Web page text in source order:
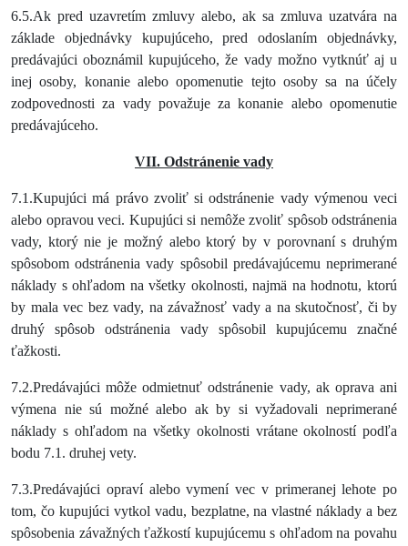
6.5.Ak pred uzavretím zmluvy alebo, ak sa zmluva uzatvára na
základe objednávky kupujúceho, pred odoslaním objednávky,
predávajúci oboznámil kupujúceho, že vady možno vytknúť aj u
inej osoby, konanie alebo opomenutie tejto osoby sa na účely
zodpovednosti za vady považuje za konanie alebo opomenutie
predávajúceho.
VII. Odstránenie vady
7.1.Kupujúci má právo zvoliť si odstránenie vady výmenou veci
alebo opravou veci. Kupujúci si nemôže zvoliť spôsob odstránenia
vady, ktorý nie je možný alebo ktorý by v porovnaní s druhým
spôsobom odstránenia vady spôsobil predávajúcemu neprimerané
náklady s ohľadom na všetky okolnosti, najmä na hodnotu, ktorú
by mala vec bez vady, na závažnosť vady a na skutočnosť, či by
druhý spôsob odstránenia vady spôsobil kupujúcemu značné
ťažkosti.
7.2.Predávajúci môže odmietnuť odstránenie vady, ak oprava ani
výmena nie sú možné alebo ak by si vyžadovali neprimerané
náklady s ohľadom na všetky okolnosti vrátane okolností podľa
bodu 7.1. druhej vety.
7.3.Predávajúci opraví alebo vymení vec v primeranej lehote po
tom, čo kupujúci vytkol vadu, bezplatne, na vlastné náklady a bez
spôsobenia závažných ťažkostí kupujúcemu s ohľadom na povahu